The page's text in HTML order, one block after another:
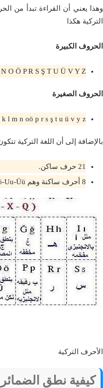
وهذا يعني أن القراءة تبدأ من
التركية هكذا
الحروف الكبيرة
O Ö P R S Ş T U Ü V Y Z
الحروف الصغيرة
l m n oö p r s ş t u ü v y z.
بالإضافة إلى أن اللغة التركية تتكون من 29
21 حرف ساكن.
8 أحرف ساكنة وهم Aa-Ee-Iı-İi-Oo-Öö-Uu-Üü
الأحرف التركية
كيفية نطق الضمائر